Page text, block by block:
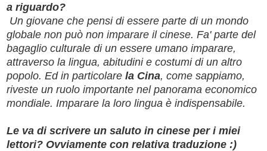
a riguardo?
Un giovane che pensi di essere parte di un mondo
globale non può non imparare il cinese. Fa' parte del
bagaglio culturale di un essere umano imparare,
attraverso la lingua, abitudini e costumi di un altro
popolo. Ed in particolare la Cina, come sappiamo,
riveste un ruolo importante nel panorama economico
mondiale. Imparare la loro lingua è indispensabile.
Le va di scrivere un saluto in cinese per i miei
lettori? Ovviamente con relativa traduzione :)